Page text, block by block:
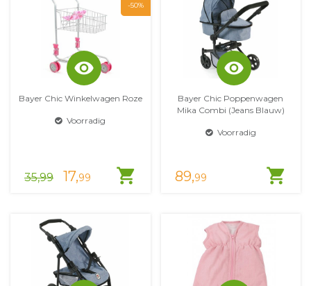
-50%
visibility
shopping_cart
Bayer Chic Winkelwagen Roze
Voorradig
35,99 17,99
visibility
shopping_cart
Bayer Chic Poppenwagen
Mika Combi (Jeans Blauw)
Voorradig
89,99